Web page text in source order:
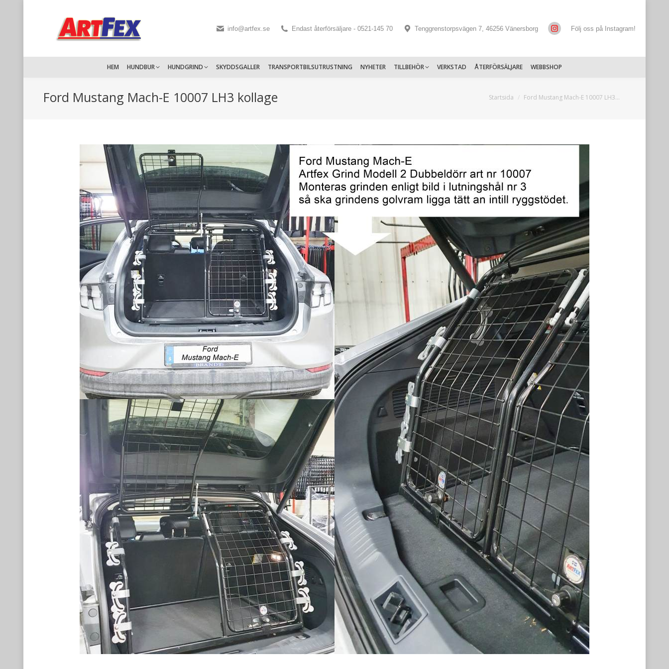
info@artfex.se Endast återförsäljare - 0521-145 70 Tenggrenstorpsvägen 7, 46256 Vänersborg Följ oss på Instagram!
HEM HUNDBUR HUNDGRIND SKYDDSGALLER TRANSPORTBILSUTRUSTNING NYHETER TILLBEHÖR VERKSTAD ÅTERFÖRSÄLJARE WEBBSHOP
Ford Mustang Mach-E 10007 LH3 kollage Du är här:
Startsida Ford Mustang Mach-E 10007 LH3…